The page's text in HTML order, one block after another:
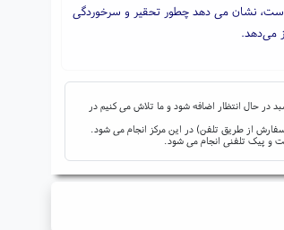
نشان می ‌دهد چطور تحقیر و سرخوردگی
می‌دهد.
در حال انتظار اضافه شود و ما تلاش می کنیم در
از طریق تلفن) در این مرکز انجام می شود.
و پیک تلفنی انجام می شود.